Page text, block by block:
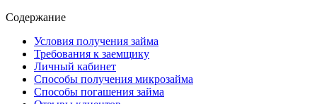
Содержание
Условия получения займа
Требования к заемщику
Личный кабинет
Способы получения микрозайма
Способы погашения займа